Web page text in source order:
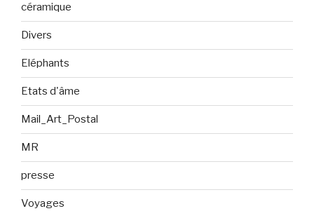
céramique
Divers
Eléphants
Etats d'âme
Mail_Art_Postal
MR
presse
Voyages